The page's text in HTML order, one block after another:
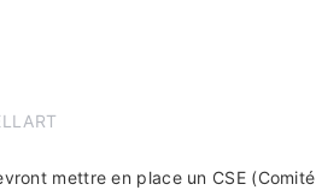
mettre en place un CSE (Comité